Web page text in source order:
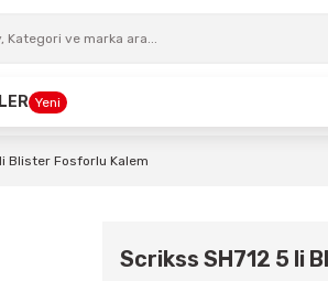
Yeni
Blister Fosforlu Kalem
Scrikss SH712 5 li